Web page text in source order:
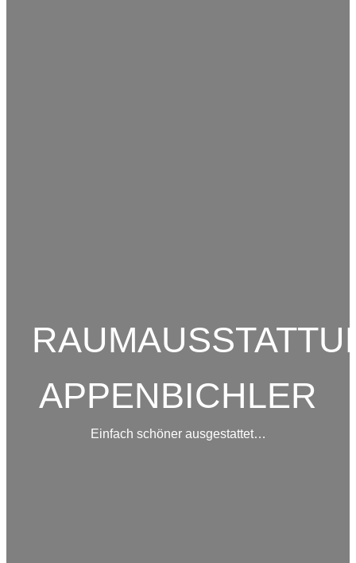
APPENBICHLER
Einfach schöner ausgestattet…